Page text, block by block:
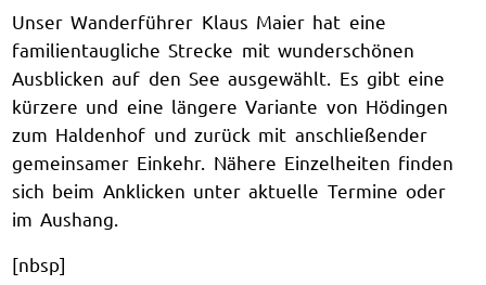
Unser Wanderführer Klaus Maier hat eine
familientaugliche Strecke mit wunderschönen
Ausblicken auf den See ausgewählt. Es gibt eine
kürzere und eine längere Variante von Hödingen
zum Haldenhof und zurück mit anschließender
gemeinsamer Einkehr. Nähere Einzelheiten finden
sich beim Anklicken unter aktuelle Termine oder
im Aushang.
[nbsp]